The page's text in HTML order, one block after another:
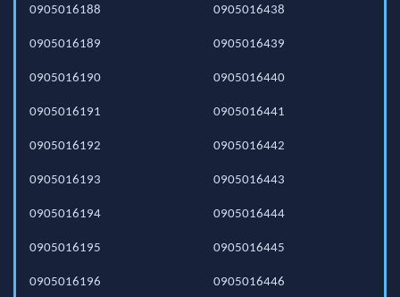
0905016188
0905016189
0905016190
0905016191
0905016192
0905016193
0905016194
0905016195
0905016196
0905016438
0905016439
0905016440
0905016441
0905016442
0905016443
0905016444
0905016445
0905016446